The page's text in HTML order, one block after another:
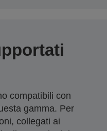
compatibili con
gamma. Per
collegati ai